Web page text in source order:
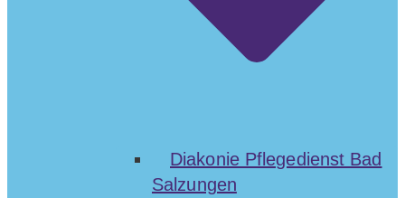
Diakonie Pflegedienst Bad
Salzungen